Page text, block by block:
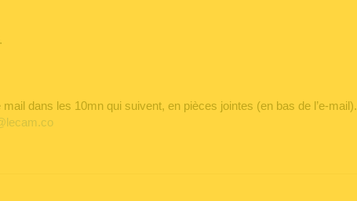
dans les 10mn qui suivent, en pièces jointes (en bas de l’e-mail).